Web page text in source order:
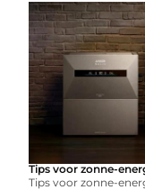
Tips voor zonne-
Tips voor zonne-